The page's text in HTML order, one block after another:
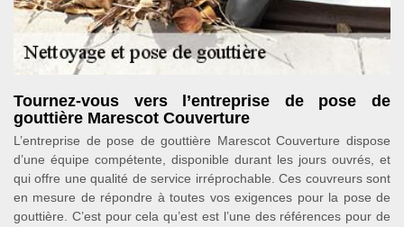
Tournez-vous vers l’entreprise de pose de
gouttière Marescot Couverture
L’entreprise de pose de gouttière Marescot Couverture dispose
d’une équipe compétente, disponible durant les jours ouvrés, et
qui offre une qualité de service irréprochable. Ces couvreurs sont
en mesure de répondre à toutes vos exigences pour la pose de
gouttière. C’est pour cela qu’est est l’une des références pour de